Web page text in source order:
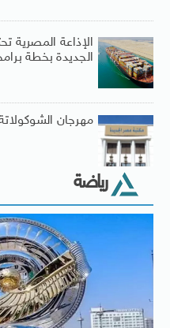
الإذاعة المصرية
الجديدة بخطة
مهرجان
رياضة